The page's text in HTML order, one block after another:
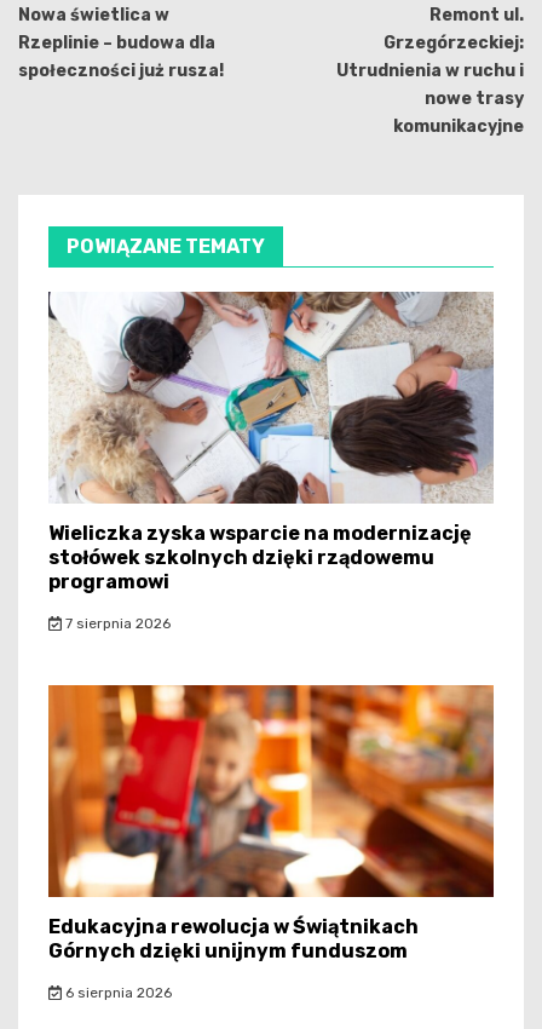
wpisu
Nowa świetlica w
Rzeplinie – budowa dla
społeczności już rusza!
Remont ul.
Grzegórzeckiej:
Utrudnienia w ruchu i
nowe trasy
komunikacyjne
POWIĄZANE TEMATY
Wieliczka zyska wsparcie na modernizację
stołówek szkolnych dzięki rządowemu
programowi
7 sierpnia 2026
Edukacyjna rewolucja w Świątnikach
Górnych dzięki unijnym funduszom
6 sierpnia 2026